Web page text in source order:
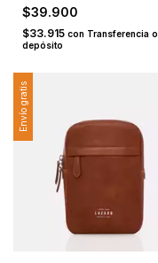
$39.900
$33.915 con Transferencia o
depósito
Envío gratis